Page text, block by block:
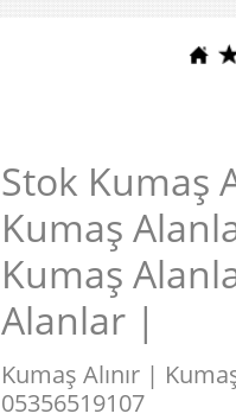
Stok Kumaş
Kumaş
Kumaş
Alanlar |
Kumaş Alınır |
05356519107